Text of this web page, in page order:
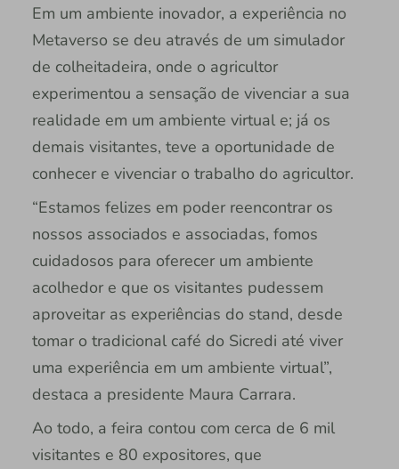
Em um ambiente inovador, a experiência no
Metaverso se deu através de um simulador
de colheitadeira, onde o agricultor
experimentou a sensação de vivenciar a sua
realidade em um ambiente virtual e; já os
demais visitantes, teve a oportunidade de
conhecer e vivenciar o trabalho do agricultor.
“Estamos felizes em poder reencontrar os
nossos associados e associadas, fomos
cuidadosos para oferecer um ambiente
acolhedor e que os visitantes pudessem
aproveitar as experiências do stand, desde
tomar o tradicional café do Sicredi até viver
uma experiência em um ambiente virtual”,
destaca a presidente Maura Carrara.
Ao todo, a feira contou com cerca de 6 mil
visitantes e 80 expositores, que